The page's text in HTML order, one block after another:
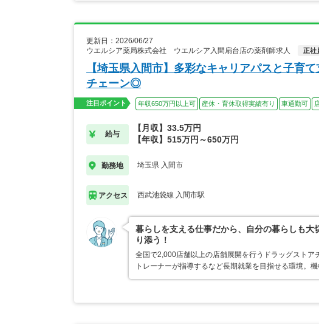
更新日：2026/06/27
ウエルシア薬局株式会社 ウエルシア入間扇台店の薬剤師求人
正社
【埼玉県入間市】多彩なキャリアパスと子育
チェーン◎
注目ポイント 年収650万円以上可 産休・育休取得実績有り 車通勤可
給与
【月収】33.5万円
【年収】515万円～650万円
勤務地 埼玉県 入間市
アクセス 西武池袋線 入間市駅
暮らしを支える仕事だから、自分の暮らしも
り添う！
全国で2,000店舗以上の店舗展開を行うドラッグストア
トレーナーが指導するなど長期就業を目指せる環境。